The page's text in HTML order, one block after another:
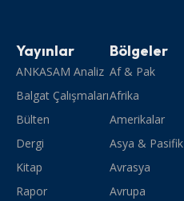
Yayınlar
ANKASAM Analiz
Balgat Çalışmaları
Bülten
Dergi
Kitap
Rapor
Bölgeler
Af & Pak
Afrika
Amerikalar
Asya & Pasifik
Avrasya
Avrupa